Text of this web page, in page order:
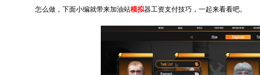
怎么做，下面小编就带来加油站模拟器工资支付技巧，一起来看看吧。